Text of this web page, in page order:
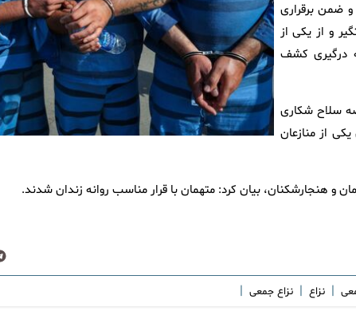
ضمن برقراری
دستگیر و از یکی از
درگیری کشف
سلاح شکاری
از منازعان
هنجارشکنان، بیان کرد: متهمان با قرار مناسب روانه زندان شدند.
| نزاع | نزاع جمعی |